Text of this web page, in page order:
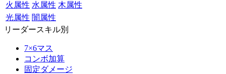
火属性 水属性 木属性
光属性 闇属性
リーダースキル別
7×6マス
コンボ加算
固定ダメージ